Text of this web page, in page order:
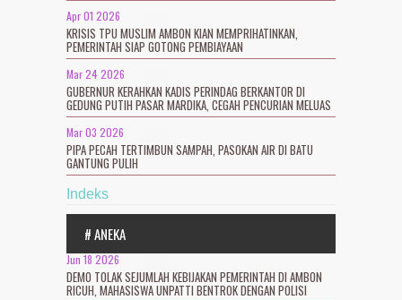
Apr 01 2026
KRISIS TPU MUSLIM AMBON KIAN MEMPRIHATINKAN,
PEMERINTAH SIAP GOTONG PEMBIAYAAN
Mar 24 2026
GUBERNUR KERAHKAN KADIS PERINDAG BERKANTOR DI
GEDUNG PUTIH PASAR MARDIKA, CEGAH PENCURIAN MELUAS
Mar 03 2026
PIPA PECAH TERTIMBUN SAMPAH, PASOKAN AIR DI BATU
GANTUNG PULIH
Indeks
# ANEKA
Jun 18 2026
DEMO TOLAK SEJUMLAH KEBIJAKAN PEMERINTAH DI AMBON
RICUH, MAHASISWA UNPATTI BENTROK DENGAN POLISI